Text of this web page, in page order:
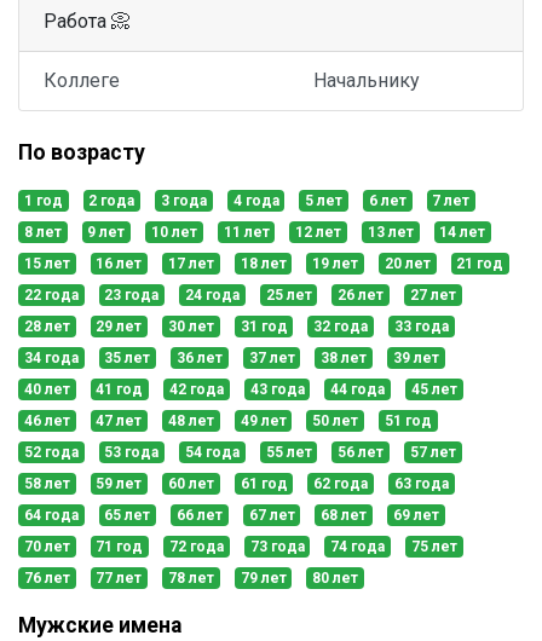
Работа 📀
Коллеге Начальнику
По возрасту
1 год 2 года 3 года 4 года 5 лет 6 лет
7 лет
8 лет
9 лет 10 лет 11 лет 12 лет 13 лет
14 лет
15 лет
16 лет 17 лет 18 лет 19 лет 20 лет
21 год
22 года
23 года 24 года 25 лет 26 лет
27 лет
28 лет
29 лет 30 лет 31 год 32 года
33 года
34 года
35 лет 36 лет 37 лет 38 лет
39 лет
40 лет
41 год 42 года 43 года 44 года
45 лет
46 лет
47 лет 48 лет 49 лет 50 лет
51 год
52 года
53 года 54 года 55 лет 56 лет
57 лет
58 лет
59 лет 60 лет 61 год 62 года
63 года
64 года
65 лет 66 лет 67 лет 68 лет
69 лет
70 лет
71 год 72 года 73 года 74 года
75 лет
76 лет
77 лет 78 лет 79 лет 80 лет
Мужские имена